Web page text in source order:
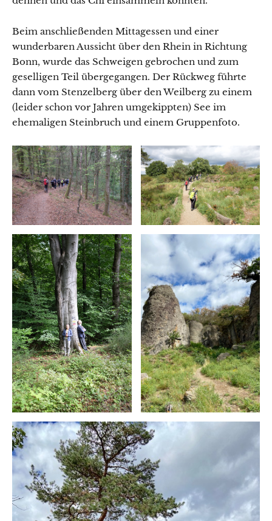
Beim anschließenden Mittagessen und einer
wunderbaren Aussicht über den Rhein in Richtung
Bonn, wurde das Schweigen gebrochen und zum
geselligen Teil übergegangen. Der Rückweg führte
dann vom Stenzelberg über den Weilberg zu einem
(leider schon vor Jahren umgekippten) See im
ehemaligen Steinbruch und einem Gruppenfoto.